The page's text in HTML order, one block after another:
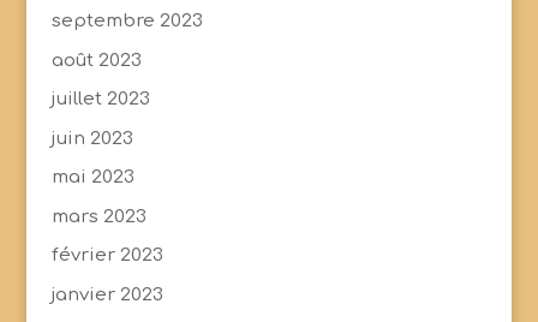
septembre 2023
août 2023
juillet 2023
juin 2023
mai 2023
mars 2023
février 2023
janvier 2023